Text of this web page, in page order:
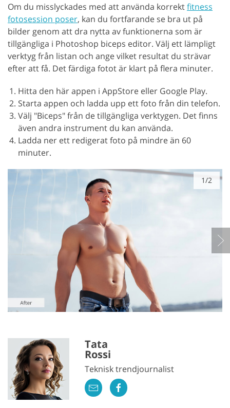
Om du misslyckades med att använda korrektfitness
fotosession poser, kan du fortfarande se bra ut på
bilder genom att dra nytta av funktionerna som är
tillgängliga i Photoshop biceps editor. Välj ett lämpligt
verktyg från listan och ange vilket resultat du strävar
efter att få. Det färdiga fotot är klart på flera minuter.
Hitta den här appen i AppStore eller Google Play.
Starta appen och ladda upp ett foto från din telefon.
Välj "Biceps" från de tillgängliga verktygen. Det finns
även andra instrument du kan använda.
Ladda ner ett redigerat foto på mindre än 60
minuter.
1/2
Tata
Rossi
Teknisk trendjournalist